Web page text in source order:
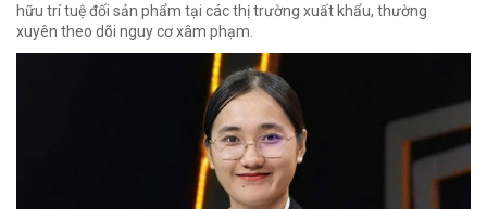
hữu trí tuệ đối sản phẩm tại các thị trường xuất khẩu, thường
xuyên theo dõi nguy cơ xâm phạm.